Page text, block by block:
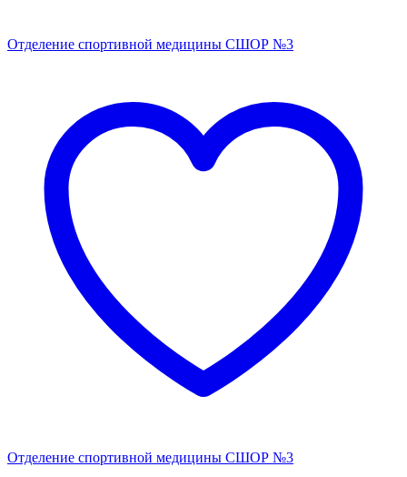
Отделение спортивной медицины СШОР №3
Отделение спортивной медицины СШОР №3